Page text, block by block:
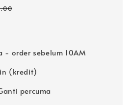
- order sebelum 10AM
(kredit)
percuma